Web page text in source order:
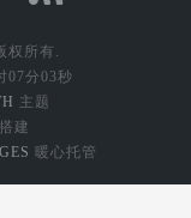
权所有.
07分03秒
主题
搭建
暖心托管